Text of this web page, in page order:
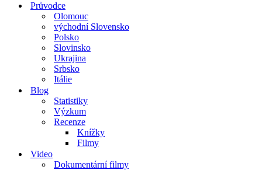
Průvodce
Olomouc
východní Slovensko
Polsko
Slovinsko
Ukrajina
Srbsko
Itálie
Blog
Statistiky
Výzkum
Recenze
Knížky
Filmy
Video
Dokumentární filmy